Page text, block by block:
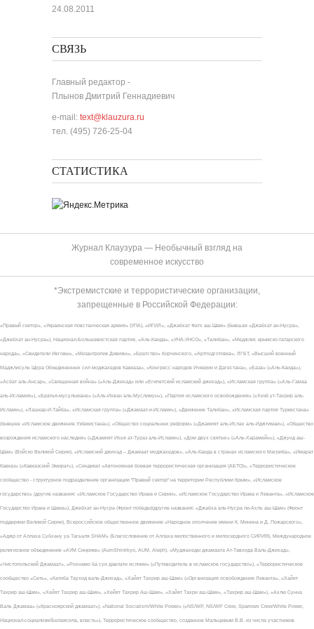
24.08.2011
СВЯЗЬ
Главный редактор -
Плынов Дмитрий Геннадиевич
e-mail: text@klauzura.ru
тел. (495) 726-25-04
СТАТИСТИКА
Журнал Клаузура — Необычный взгляд на
современное искусство
*Экстремистские и террористические организации,
запрещенные в Российской Федерации:
«Правый сектор», «Украинская повстанческая армия» (УПА), «ИГИЛ», «Джабхат Фатх аш-Шам» (бывшая «Джабхат ан-Нусра»,
«Джебхат ан-Нусра»), Национал-Большевистская партия, «Аль-Каида», «УНА-УНСО», «Талибан», «Меджлис крымско-татарского
народа», «Свидетели Иеговы», «Мизантропик Дивижн», «Братство» Корчинского, «Артподготовка», ЛГБТ, «Высший военный
Маджлисуль Шура Объединенных сил моджахедов Кавказа», «Конгресс народов Ичкерии и Дагестана», «База» («Аль-Каида»),
«Асбат аль-Ансар», «Священная война» («Аль-Джихад» или «Египетский исламский джихад»), «Исламская группа» («Аль-Гамаа
аль-Исламия»), «Братья-мусульмане» («Аль-Ихван аль-Муслимун»), «Партия исламского освобождения» («Хизб ут-Тахрир аль-
Ислами»), «Лашкар-И-Тайба», «Исламская группа» («Джамаат-и-Ислами»), «Движение Талибан», «Исламская партия Туркестана»
(бывшее «Исламское движение Узбекистана»), «Общество социальных реформ» («Джамият аль-Ислах аль-Иджтимаи»), «Общество
возрождения исламского наследия» («Джамият Ихья ат-Тураз аль-Ислами»), «Дом двух святых» («Аль-Харамейн»), «Джунд аш-
Шам» (Войско Великой Сирии), «Исламский джихад – Джамаат моджахедов», «Аль-Каида в странах исламского Магриба», «Имарат
Кавказ» («Кавказский Эмират»), «Синдикат «Автономная боевая террористическая организация (АБТО)», «Террористическое
сообщество - структурное подразделение организации "Правый сектор" на территории Республики Крым», «Исламское
государство» (другие названия: «Исламское Государство Ирака и Сирии», «Исламское Государство Ирака и Леванта», «Исламское
Государство Ирака и Шама»), Джебхат ан-Нусра (Фронт победы)(другие названия: «Джабха аль-Нусра ли-Ахль аш-Шам» (Фронт
поддержки Великой Сирии), Всероссийское общественное движение «Народное ополчение имени К. Минина и Д. Пожарского»,
«Аджр от Аллаха Субхану уа Тагьаля SHAM» (Благословение от Аллаха милоственного и милосердного СИРИЯ), Международное
религиозное объединение «АУМ Синрике» (AumShinrikyo, AUM, Aleph), «Муджахеды джамаата Ат-Тавхида Валь-Джихад»,
«Чистопольский Джамаат», «Рохнамо ба суи давлати исломи» («Путеводитель в исламское государство»), «Террористическое
сообщество «Сеть», «Катиба Таухид валь-Джихад», «Хайят Тахрир аш-Шам» («Организация освобождения Леванта», «Хайят
Тахрир аш-Шам», «Хейят Тахрир аш-Шам», «Хейят Тахрир Аш-Шам», «Хайят Тахри аш-Шам», «Тахрир аш-Шам»), «Ахлю Сунна
Валь Джамаа» («Красноярский джамаат»), «National Socialism/White Power» («NS/WP, NS/WP Crew, Sparrows Crew/White Power,
Национал-социализм/Белаясила, власть»), Террористическое сообщество, созданное Мальцевым В.В. из числа участников